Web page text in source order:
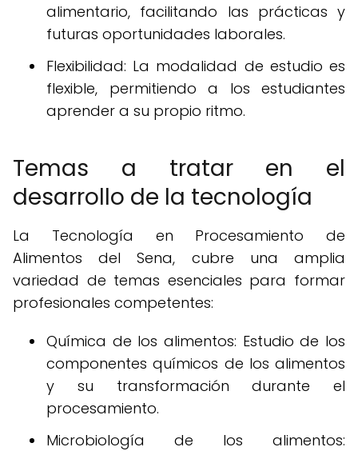
alimentario, facilitando las prácticas y
futuras oportunidades laborales.
Flexibilidad: La modalidad de estudio es
flexible, permitiendo a los estudiantes
aprender a su propio ritmo.
Temas a tratar en el
desarrollo de la tecnología
La Tecnología en Procesamiento de
Alimentos del Sena, cubre una amplia
variedad de temas esenciales para formar
profesionales competentes:
Química de los alimentos: Estudio de los
componentes químicos de los alimentos
y su transformación durante el
procesamiento.
Microbiología de los alimentos: